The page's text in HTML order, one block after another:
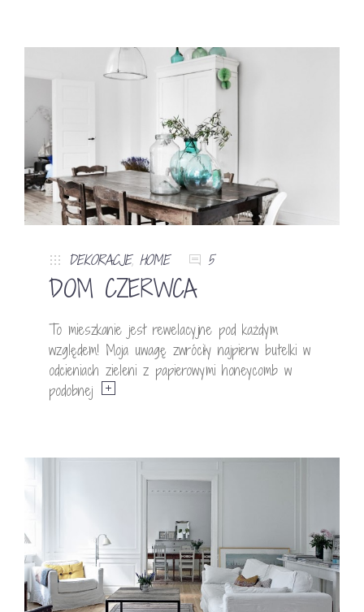
DEKORACJE, HOME 5
DOM CZERWCA
To mieszkanie jest rewelacyjne pod każdym
względem! Moja uwagę zwróciły najpierw butelki w
odcieniach zieleni z papierowymi honeycomb w
podobnej